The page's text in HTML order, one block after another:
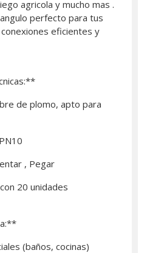
agricola y mucho mas .
perfecto para tus
eficientes y
de plomo, apto para
, Pegar
20 unidades
(baños, cocinas)